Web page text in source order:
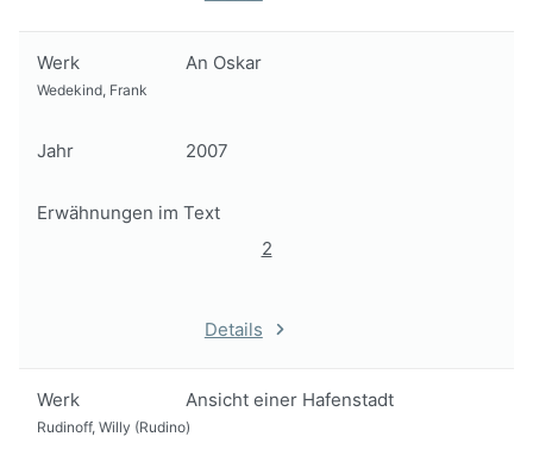
Werk An Oskar
Wedekind, Frank
Jahr 2007
Erwähnungen im Text
2
Details
Werk Ansicht einer Hafenstadt
Rudinoff, Willy (Rudino)